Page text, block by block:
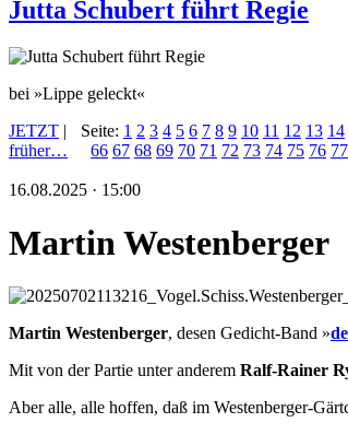
Jutta Schubert führt Regie
bei »Lippe geleckt«
JETZT |
früher…
Seite: 1 2 3 4 5 6 7 8 9 10 11 12 13 14
66 67 68 69 70 71 72 73 74 75 76 77
16.08.2025 · 15:00
Martin Westenberger
Martin Westenberger, desen Gedicht-Band »
Mit von der Partie unter anderem Ralf-Rainer
Aber alle, alle hoffen, daß im Westenberger-